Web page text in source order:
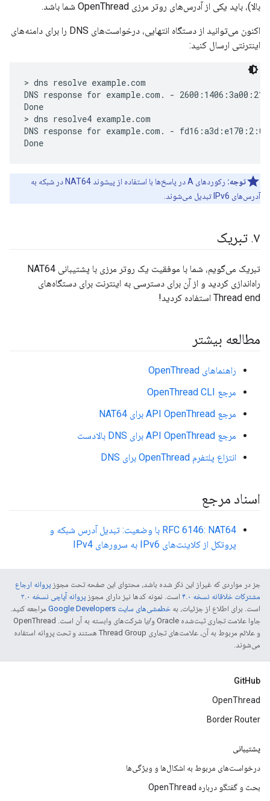
بالا)، باید یکی از آدرس‌های روتر مرزی OpenThread شما باشد.
اکنون می‌توانید از دستگاه انتهایی، درخواست‌های DNS را برای دامنه‌های
اینترنتی ارسال کنید:
> dns resolve example.com
DNS response for example.com. -
Done
> dns resolve4 example.com
DNS response for example.com. -
توجه:
رکوردهای A در پاسخ‌ها با استفاده از پیشوند NAT64 در شبکه به
آدرس‌های IPv6 تبدیل می‌شوند.
۷. تبریک
تبریک می‌گویم، شما با موفقیت یک روتر مرزی با پشتیبانی NAT64
راه‌اندازی کردید و از آن برای دسترسی به اینترنت برای دستگاه‌های
Thread end استفاده کردید!
مطالعه بیشتر
راهنماهای OpenThread
مرجع OpenThread CLI
مرجع API OpenThread برای NAT64
مرجع API OpenThread برای DNS بالادست
انتزاع پلتفرم OpenThread برای DNS
اسناد مرجع
RFC 6146: NAT64 با وضعیت: تبدیل آدرس شبکه و
پروتکل از کلاینت‌های IPv6 به سرورهای IPv4
جز در مواردی که غیراز این ذکر شده باشد، محتوای این صفحه تحت مجوز پروانه ارجاع
مشترکات خلاقانه نسخه ۴.۰
است. نمونه کدها نیز دارای مجوز پروانه آپاچی نسخه ۲.۰
است. برای اطلاع از جزئیات، به خطمشی‌های سایت Google Developers‏
مراجعه کنید.
جاوا علامت تجاری ثبت‌شده Oracle و/یا شرکت‌های وابسته به آن است. ‫OpenThread
و علائم مربوط به آن، علامت‌های تجاری Thread Group هستند و تحت پروانه استفاده
می‌شوند.
GitHub
OpenThread
Border Router
پشتیبانی
درخواست‌های مربوط به اشکال‌ها و ویژگی‌ها
بحث و گفتگو درباره OpenThread